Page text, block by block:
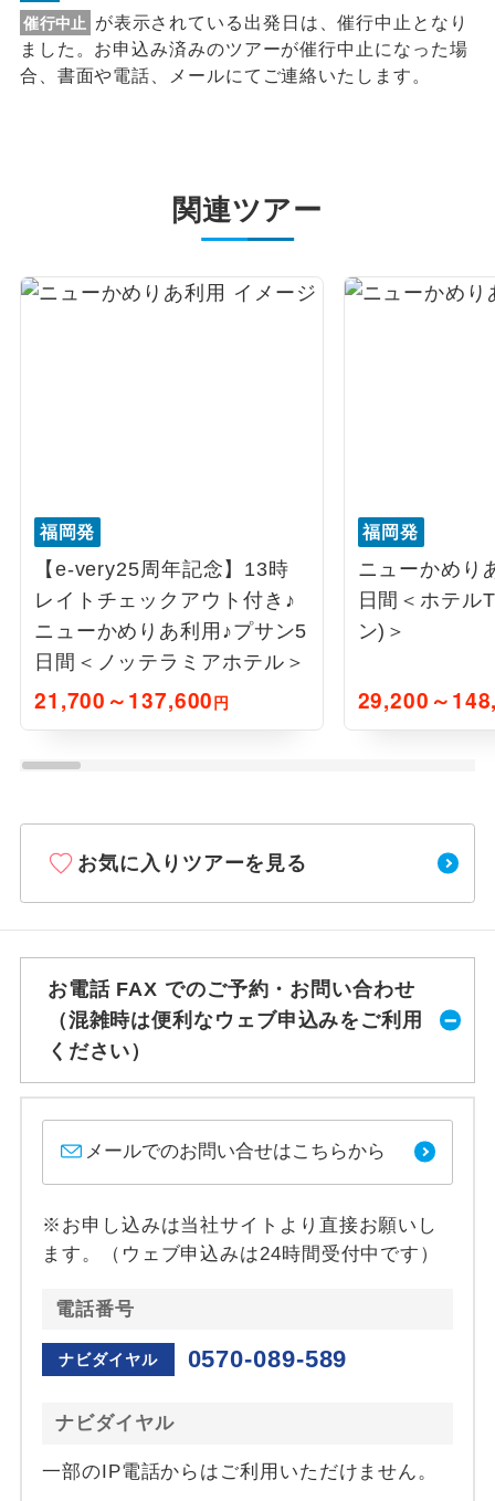
催行中止
が表示されている出発日は、催行中止となり
ました。お申込み済みのツアーが催行中止になった場
合、書面や電話、メールにてご連絡いたします。
関連ツアー
福岡発
【e-very25周年記念】13時
レイトチェックアウト付き♪
ニューかめりあ利用♪プサン5
日間＜ノッテラミアホテル＞
21,700～137,600円
福岡発
ニューかめり
日間＜ホテル
ン)＞
29,200～
お気に入りツアーを見る
お電話 FAX でのご予約・お問い合わせ
（混雑時は便利なウェブ申込みをご利用
ください）
メールでのお問い合せはこちらから
※お申し込みは当社サイトより直接お願いし
ます。（ウェブ申込みは24時間受付中です）
電話番号
ナビダイヤル 0570-089-589
ナビダイヤル
一部のIP電話からはご利用いただけません。